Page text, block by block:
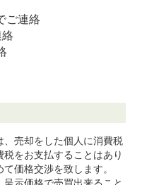
売却をした個人に消費税
をお支払することはあり
価格交渉を致します。